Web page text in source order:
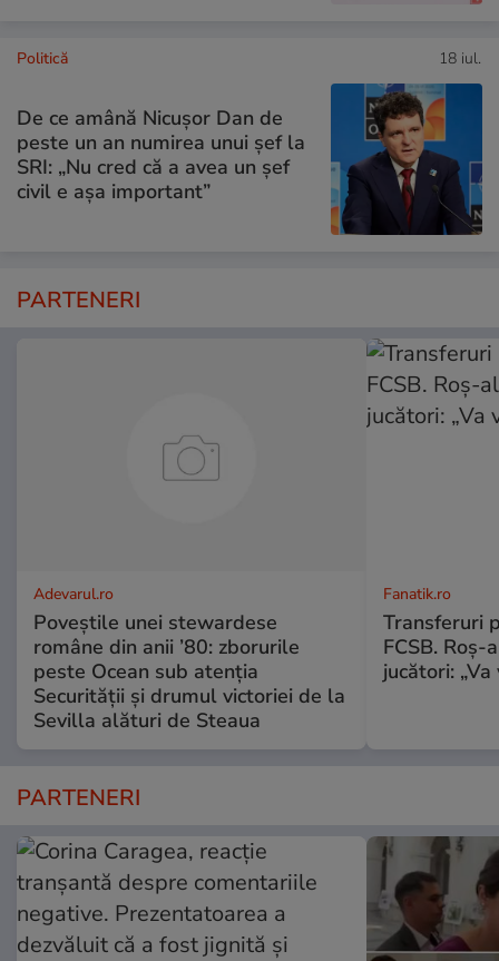
Politică 18 iul.
De ce amână Nicușor Dan de
peste un an numirea unui șef la
SRI: „Nu cred că a avea un şef
civil e așa important”
PARTENERI
Adevarul.ro
Poveștile unei stewardese
române din anii ’80: zborurile
peste Ocean sub atenția
Securității și drumul victoriei de la
Sevilla alături de Steaua
Fanatik.ro
Transferuri
FCSB.
jucători:
PARTENERI